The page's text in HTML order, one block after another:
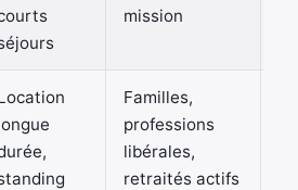
mission
Familles,
professions
libérales,
retraités actifs